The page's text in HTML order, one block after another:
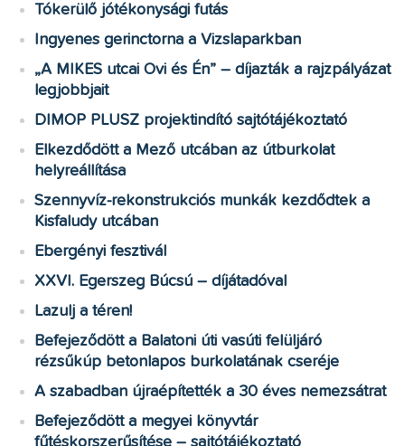
Tókerülő jótékonysági futás
Ingyenes gerinctorna a Vizslaparkban
„A MIKES utcai Ovi és Én” – díjazták a rajzpályázat
legjobbjait
DIMOP PLUSZ projektindító sajtótájékoztató
Elkezdődött a Mező utcában az útburkolat
helyreállítása
Szennyvíz-rekonstrukciós munkák kezdődtek a
Kisfaludy utcában
Ebergényi fesztivál
XXVI. Egerszeg Búcsú – díjátadóval
Lazulj a téren!
Befejeződött a Balatoni úti vasúti felüljáró
rézsűkúp betonlapos burkolatának cseréje
A szabadban újraépítették a 30 éves nemezsátrat
Befejeződött a megyei könyvtár
fűtéskorszerűsítése – sajtótájékoztató